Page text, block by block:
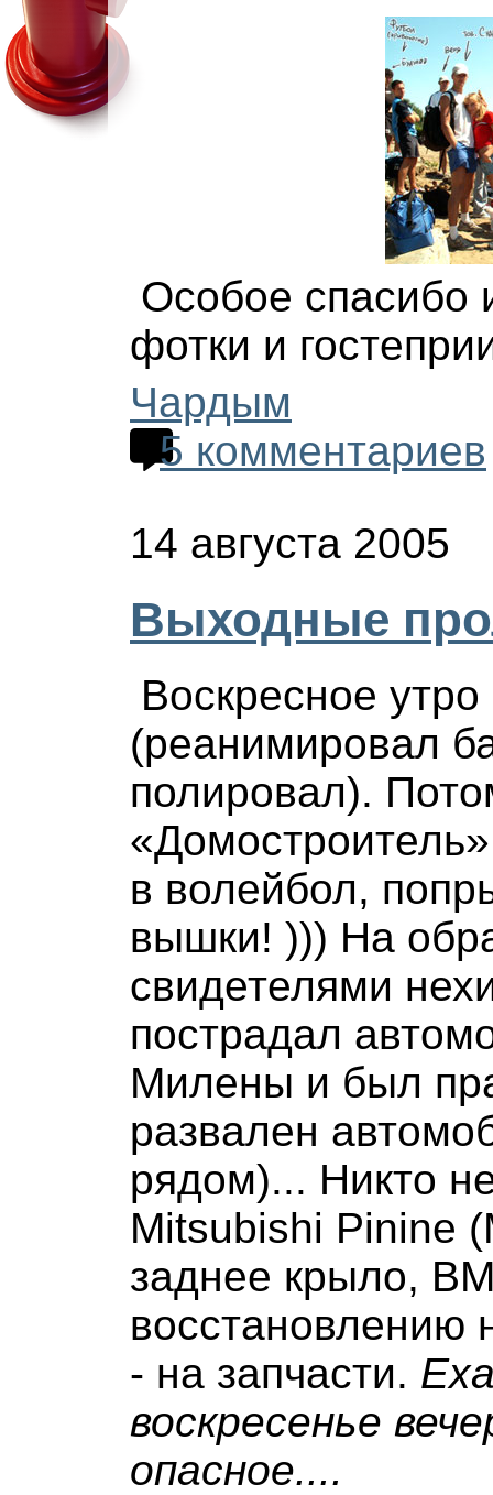
Особое спасибо
фотки и
Чардым
5 комментариев
14 августа 2005
Выходные
Воскресное
(реанимировал
полировал).
в волейбол,
вышки! ))) На
свидетелями
пострадал
Милены и был
развален
рядом)... Никто
Mitsubishi Pinine
заднее крыло,
восстановлению
- на запчасти.
воскресенье
опасное....